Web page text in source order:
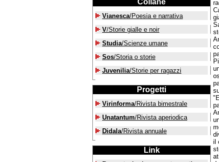
Collane
Vianesca/Poesia e narrativa
V/Storie gialle e noir
Studia/Scienze umane
Sos/Storia o storie
Juvenilia/Storie per ragazzi
Progetti
Virinforma/Rivista bimestrale
Unatantum/Rivista aperiodica
Didala/Rivista annuale
Link
il